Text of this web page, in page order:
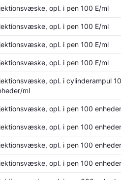
opl. i pen 100 E/ml
opl. i pen 100 E/ml
opl. i pen 100 E/ml
opl. i pen 100 E/ml
opl. i cylinderampul
ml
opl. i pen 100
opl. i pen 100
opl. i pen 100
opl. i pen 100